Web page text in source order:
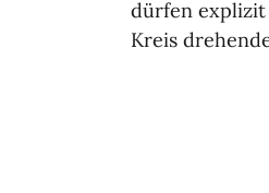
dürfen
Kreis